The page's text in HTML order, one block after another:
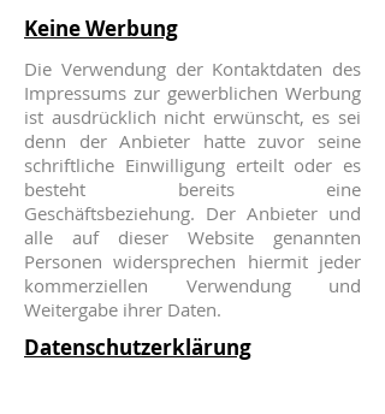
Keine Werbung
Die Verwendung der Kontaktdaten des
Impressums zur gewerblichen Werbung
ist ausdrücklich nicht erwünscht, es sei
denn der Anbieter hatte zuvor seine
schriftliche Einwilligung erteilt oder es
besteht bereits eine
Geschäftsbeziehung. Der Anbieter und
alle auf dieser Website genannten
Personen widersprechen hiermit jeder
kommerziellen Verwendung und
Weitergabe ihrer Daten.
Datenschutzerklärung